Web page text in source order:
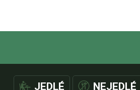
JEDLÉ NEJEDLÉ